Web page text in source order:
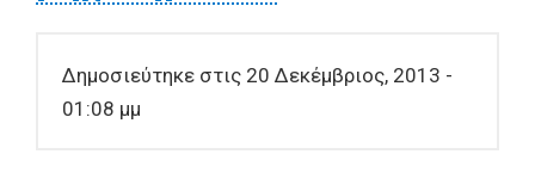
Δημοσιεύτηκε στις 20 Δεκέμβριος, 2013 -
01:08 μμ